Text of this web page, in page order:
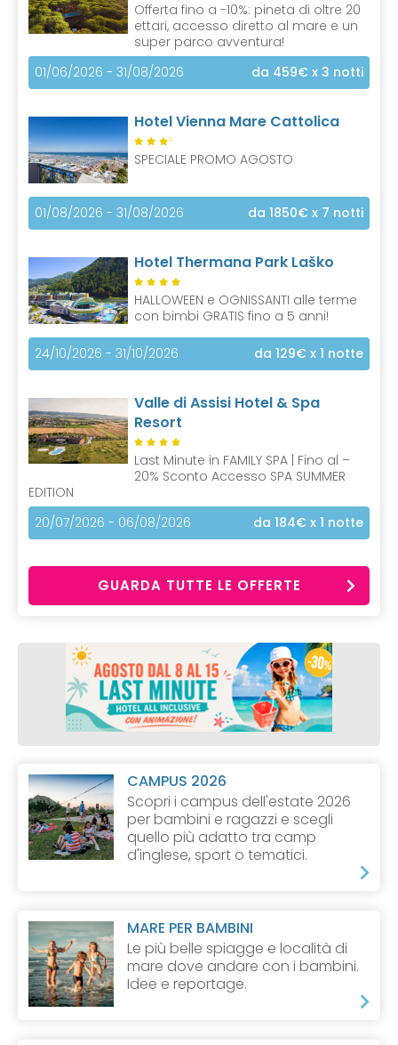
Offerta fino a -10%: pineta di oltre 20
ettari, accesso diretto al mare e un
super parco avventura!
01/06/2026 - 31/08/2026
da 459€ x 3 notti
Hotel Vienna Mare Cattolica
S
SPECIALE PROMO AGOSTO
01/08/2026 - 31/08/2026 da 1850€ x 7 notti
Hotel Thermana Park Laško
HALLOWEEN e OGNISSANTI alle terme
con bimbi GRATIS fino a 5 anni!
24/10/2026 - 31/10/2026 da 129€ x 1 notte
Valle di Assisi Hotel & Spa
Resort
Last Minute in FAMILY SPA | Fino al –
20% Sconto Accesso SPA SUMMER
EDITION
20/07/2026 - 06/08/2026
da 184€ x 1 notte
GUARDA TUTTE LE OFFERTE
CAMPUS 2026
Scopri i campus dell'estate 2026
per bambini e ragazzi e scegli
quello più adatto tra camp
d'inglese, sport o tematici.
MARE PER BAMBINI
Le più belle spiagge e località di
mare dove andare con i bambini.
Idee e reportage.